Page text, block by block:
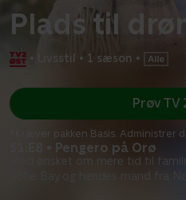
Plads til
• Livsstil • 1 sæson •
S1:E8 • Pengero på Orø
Med ønsket om mere tid til
Sofie Bay og hendes mand fra
Prøv TV
*Kræver pakken Basis. Administrer